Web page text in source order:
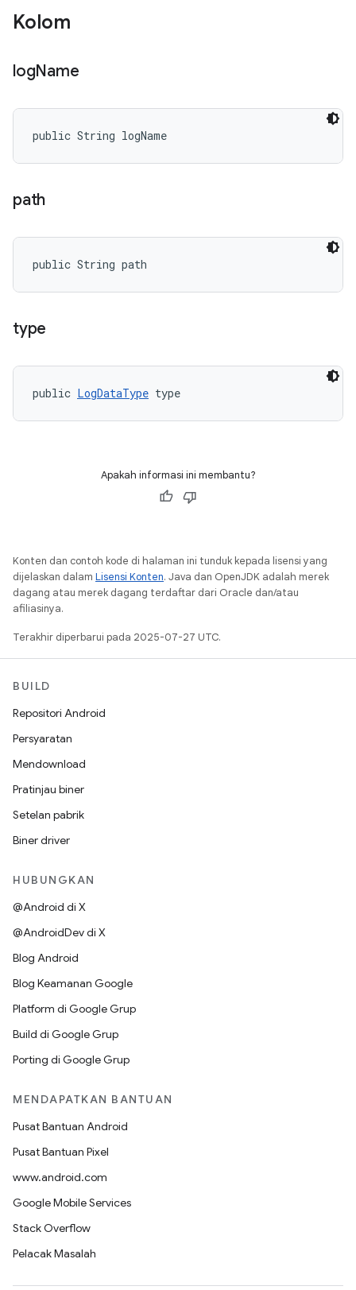
Kolom
logName
public String logName
path
public String path
type
public LogDataType type
Apakah informasi ini membantu?
Konten dan contoh kode di halaman ini tunduk kepada lisensi yang
dijelaskan dalam Lisensi Konten. Java dan OpenJDK adalah merek
dagang atau merek dagang terdaftar dari Oracle dan/atau
afiliasinya.
Terakhir diperbarui pada 2025-07-27 UTC.
BUILD
Repositori Android
Persyaratan
Mendownload
Pratinjau biner
Setelan pabrik
Biner driver
HUBUNGKAN
@Android di X
@AndroidDev di X
Blog Android
Blog Keamanan Google
Platform di Google Grup
Build di Google Grup
Porting di Google Grup
MENDAPATKAN BANTUAN
Pusat Bantuan Android
Pusat Bantuan Pixel
www.android.com
Google Mobile Services
Stack Overflow
Pelacak Masalah